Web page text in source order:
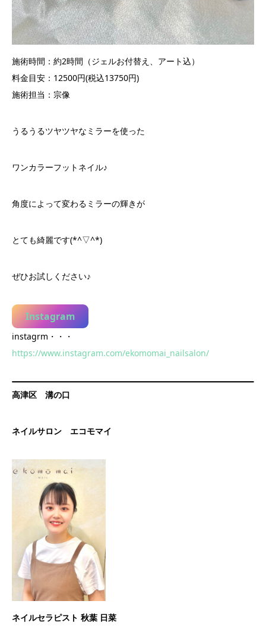
施術時間：約2時間（ジェルお付替え、アート込）
料金目安：12500円(税込13750円)
施術担当：宗像
うるうるツヤツヤなミラーを使った
ワンカラーフットネイル♪
角度によって変わるミラーの輝きが
とても綺麗です(*^▽^*)
ぜひお試しください♪
Instagram
instagrm・・・
https://www.instagram.com/ekomomai_nailsalon/
高津区 溝の口
ネイルサロン エコモマイ
ネイルセラピスト 秋葉 日菜